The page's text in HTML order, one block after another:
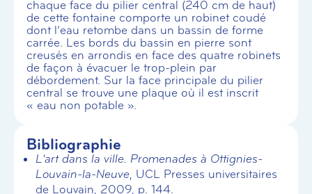
chaque face du pilier central (240 cm de haut)
de cette fontaine comporte un robinet coudé
dont l’eau retombe dans un bassin de forme
carrée. Les bords du bassin en pierre sont
creusés en arrondis en face des quatre robinets
de façon à évacuer le trop-plein par
débordement. Sur la face principale du pilier
central se trouve une plaque où il est inscrit
« eau non potable ».
Bibliographie
L'art dans la ville. Promenades à Ottignies-
Louvain-la-Neuve, UCL Presses universitaires
de Louvain, 2009, p. 144.